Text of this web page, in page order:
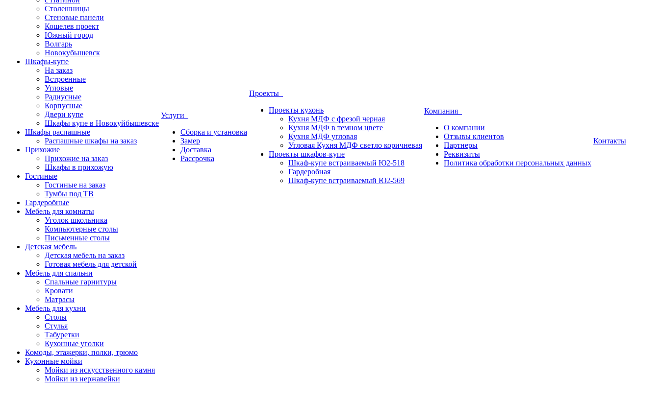
Столешницы
Стеновые панели
Кошелев проект
Южный город
Волгарь
Новокубышевск
Шкафы-купе
На заказ
Встроенные
Угловые
Радиусные
Корпусные
Двери купе
Шкафы купе в Новокуйбышевске
Шкафы распашные
Распашные шкафы на заказ
Прихожие
Прихожие на заказ
Шкафы в прихожую
Гостиные
Гостиные на заказ
Тумбы под ТВ
Гардеробные
Мебель для комнаты
Уголок школьника
Компьютерные столы
Письменные столы
Детская мебель
Детская мебель на заказ
Готовая мебель для детской
Мебель для спальни
Спальные гарнитуры
Кровати
Матрасы
Мебель для кухни
Столы
Стулья
Табуретки
Кухонные уголки
Комоды, этажерки, полки, трюмо
Кухонные мойки
Мойки из искусственного камня
Мойки из нержавейки
Услуги
Сборка и установка
Замер
Доставка
Рассрочка
Проекты
Проекты кухонь
Кухня МДФ с фрезой черная
Кухня МДФ в темном цвете
Кухня МДФ угловая
Угловая Кухня МДФ светло коричневая
Проекты шкафов-купе
Шкаф-купе встраиваемый Ю2-518
Гардеробная
Шкаф-купе встраиваемый Ю2-569
Компания
О компании
Отзывы клиентов
Партнеры
Реквизиты
Политика обработки персональных данных
Контакты